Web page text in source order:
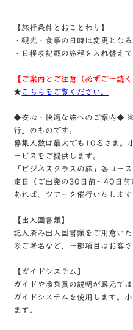
【旅行条件とおことわり】
・観光・食事の日時は変更とな
・日程表記載の旅程を入れ替え
【ご案内とご注意（必ずご一読
★ こちらをご覧ください。
◆安心・快適な旅へのご案内◆
行」のものです。
募集人数は最大でも10名さま。
ービスをご提供します。
「ビジネスクラスの旅」各コー
定日（ご出発の30日前～40日前
あれば、ツアーを催行いたします
【出入国書類】
記入済み出入国書類をご用意いた
※ご署名など、一部項目はお客さ
【ガイドシステム】
ガイドや添乗員の説明が耳元で
ガイドシステムを使用します。
ます。